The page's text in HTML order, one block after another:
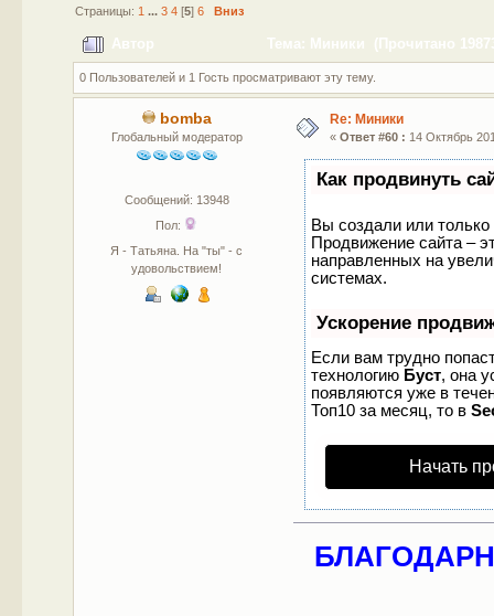
Страницы: 1 ... 3 4[5] 6 Вниз
Автор Тема: Миники (Прочитано
0 Пользователей и 1 Гость просматривают эту тему.
bomba
Глобальный модератор
Сообщений: 13948
Пол:
Я - Татьяна. На "ты" - с
удовольствием!
Re: Миники
« Ответ #60 : 14 Октябрь
Как продвинуть
Вы создали или только
Продвижение сайта –
направленных на
системах.
Ускорение
Если вам трудно
технологию Буст, она
появляются уже в
Топ10 за месяц, то в
Начать